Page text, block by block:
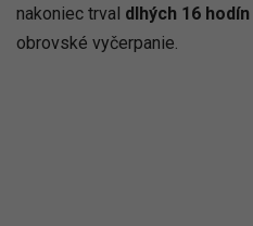
nakoniec trval dlhých 16 hodín
obrovské vyčerpanie.